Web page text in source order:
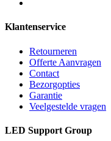
Klantenservice
Retourneren
Offerte Aanvragen
Contact
Bezorgopties
Garantie
Veelgestelde vragen
LED Support Group